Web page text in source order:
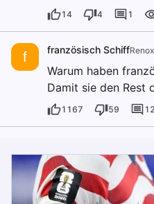
14 4 1
f französisch SchiffRenox
Warum haben
Damit sie den Rest
1167 59 12